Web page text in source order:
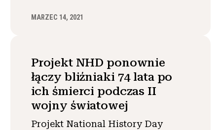
MARZEC 14, 2021
Projekt NHD ponownie
łączy bliźniaki 74 lata po
ich śmierci podczas II
wojny światowej
Projekt National History Day